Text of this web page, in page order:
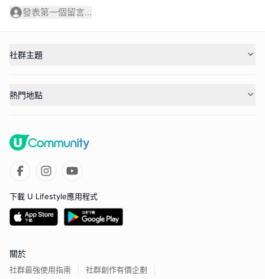
發表第一個留言...
社群主題
熱門地點
下載 U Lifestyle應用程式
關於
社群最強使用指南 社群創作有價企劃